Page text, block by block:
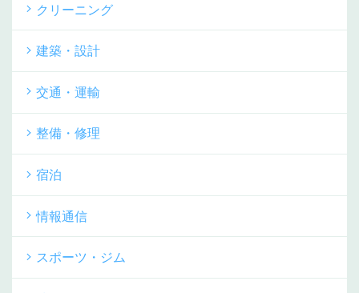
クリーニング
建築・設計
交通・運輸
整備・修理
宿泊
情報通信
スポーツ・ジム